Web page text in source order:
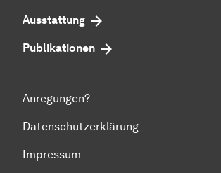
Ausstattung
Publikationen
Anregungen?
Datenschutzerklärung
Impressum